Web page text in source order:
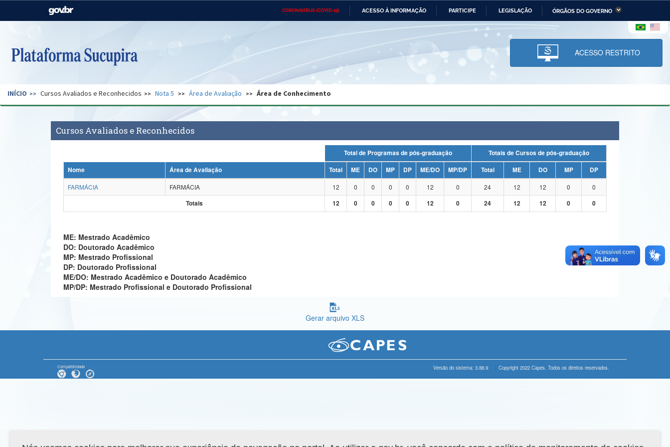
CORONAVÍRUS (COVID-19) ACESSO À INFORMAÇÃO PARTICIPE LEGISLAÇÃO ÓRGÃOS DO GOVERNO
Casa Civil Ministério das Relações Ministério da Economia Ministério da Infraestrutura
Pecuária e Abastecimento
Ministério da Ciência,
Tecnologia, Inovações e
Comunicações
Ministério do Desenvolvimento
Regional e dos Direitos Humanos
Secretaria de Governo Gabinete de Segurança Advocacia-Geral da União Banco Central do Brasil Planalto
ACESSO RESTRITO
INÍCIO Cursos Avaliados e Reconhecidos Nota 5 Área de Avaliação Área de Conhecimento
Cursos Avaliados e Reconhecidos
Total de Programas de pós-graduação
Totais de Cursos de pós-graduação
Nome
Área de Avaliação Total ME DO MP DP ME/DO MP/DP Total ME DO MP
DP
FARMÁCIA
FARMÁCIA 12 0 0 0 0 12 0 24 12 12 0
0
Totais
12 0 0 0 0 12 0 24 12 12 0 0
ME: Mestrado Acadêmico
DO: Doutorado Acadêmico
MP: Mestrado Profissional
DP: Doutorado Profissional
ME/DO: Mestrado Acadêmico e Doutorado Acadêmico
MP/DP: Mestrado Profissional e Doutorado Profissional
Gerar arquivo XLS
Compatibilidade Versão do sistema: 3.88.9 Copyright 2022 Capes. Todos os direitos reservados.